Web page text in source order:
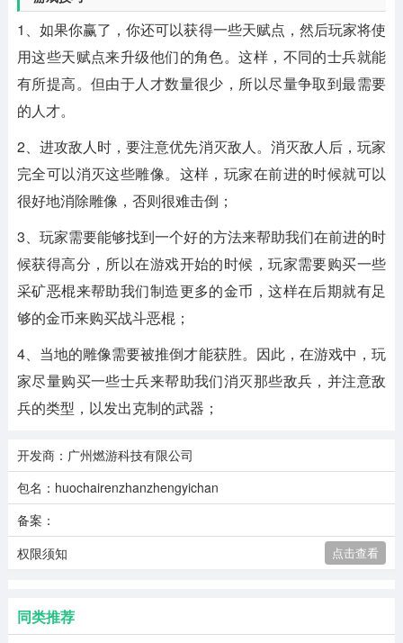
1、如果你赢了，你还可以获得一些天赋点，然后玩家将使
用这些天赋点来升级他们的角色。这样，不同的士兵就能
有所提高。但由于人才数量很少，所以尽量争取到最需要
的人才。
2、进攻敌人时，要注意优先消灭敌人。消灭敌人后，玩家
完全可以消灭这些雕像。这样，玩家在前进的时候就可以
很好地消除雕像，否则很难击倒；
3、玩家需要能够找到一个好的方法来帮助我们在前进的时
候获得高分，所以在游戏开始的时候，玩家需要购买一些
采矿恶棍来帮助我们制造更多的金币，这样在后期就有足
够的金币来购买战斗恶棍；
4、当地的雕像需要被推倒才能获胜。因此，在游戏中，玩
家尽量购买一些士兵来帮助我们消灭那些敌兵，并注意敌
兵的类型，以发出克制的武器；
开发商：广州燃游科技有限公司
包名：huochairenzhanzhengyichan
备案：
权限须知
点击查看
同类推荐